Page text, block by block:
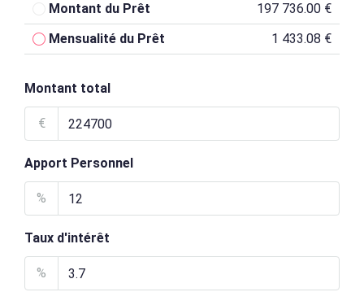
Montant du Prêt
197 736.00 €
Mensualité du Prêt
1 433.08 €
Montant total
€
Apport Personnel
%
Taux d'intérêt
%